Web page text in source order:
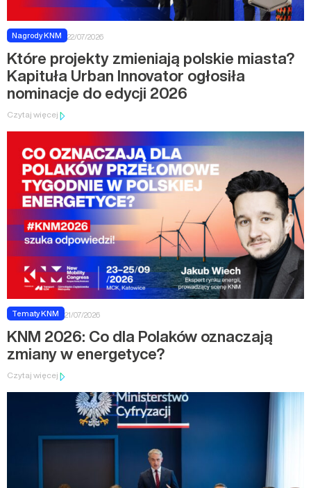
Nagrody KNM 22/07/2026
Które projekty zmieniają polskie miasta?
Kapituła Urban Innovator ogłosiła
nominacje do edycji 2026
Czytaj więcej
Tematy KNM 21/07/2026
KNM 2026: Co dla Polaków oznaczają
zmiany w energetyce?
Czytaj więcej